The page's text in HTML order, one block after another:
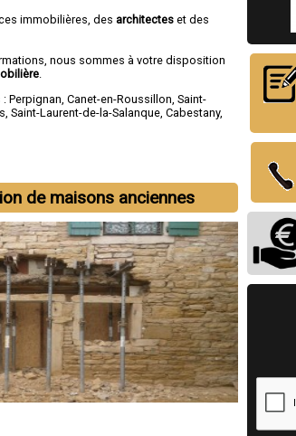
immobilières, des architectes et des
nous sommes à votre disposition
:Perpignan ,Canet-en-Roussillon ,Saint-
,Saint-Laurent-de-la-Salanque ,Cabestany,
de maisons anciennes